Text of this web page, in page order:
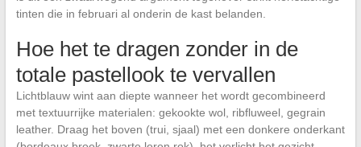
tinten die in februari al onderin de kast belanden.
Hoe het te dragen zonder in de
totale pastellook te vervallen
Lichtblauw wint aan diepte wanneer het wordt gecombineerd
met textuurrijke materialen: gekookte wol, ribfluweel, gegrain
leather. Draag het boven (trui, sjaal) met een donkere onderkant